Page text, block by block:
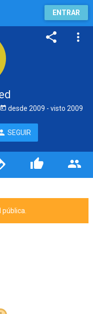
ENTRAR
desde 2009 - visto 2009
SEGUIR